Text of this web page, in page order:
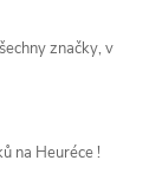
značky, v
na Heuréce !